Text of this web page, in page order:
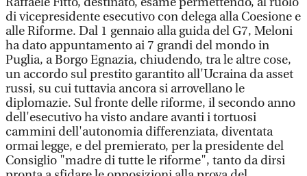
di vicepresidente esecutivo con delega alla Coesione e
alle Riforme. Dal 1 gennaio alla guida del G7, Meloni
ha dato appuntamento ai 7 grandi del mondo in
Puglia, a Borgo Egnazia, chiudendo, tra le altre cose,
un accordo sul prestito garantito all'Ucraina da asset
russi, su cui tuttavia ancora si arrovellano le
diplomazie. Sul fronte delle riforme, il secondo anno
dell'esecutivo ha visto andare avanti i tortuosi
cammini dell'autonomia differenziata, diventata
ormai legge, e del premierato, per la presidente del
Consiglio "madre di tutte le riforme", tanto da dirsi